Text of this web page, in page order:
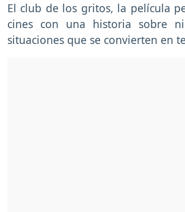
El club de los gritos, la película
cines con una historia sobre
situaciones que se convierten en